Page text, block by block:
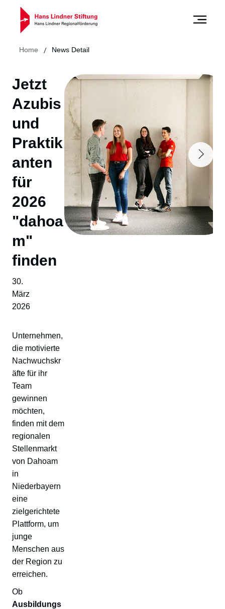
Jetzt
Azubis
und
Praktik
anten
für
2026
"dahoa
m"
finden
30.
März
2026
Unternehmen,
die motivierte
Nachwuchskr
äfte für ihr
Team
gewinnen
möchten,
finden mit dem
regionalen
Stellenmarkt
von Dahoam
in
Niederbayern
eine
zielgerichtete
Plattform, um
junge
Menschen aus
der Region zu
erreichen.
Ob
Ausbildungs
Home / News Detail